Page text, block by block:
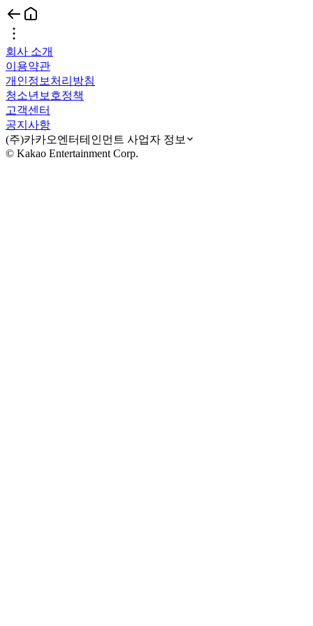
회사 소개
이용약관
개인정보처리방침
청소년보호정책
고객센터
공지사항
(주)카카오엔터테인먼트 사업자 정보
© Kakao Entertainment Corp.